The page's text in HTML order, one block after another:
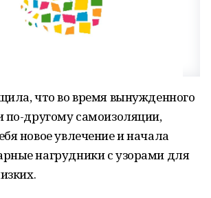
что во время вынужденного
по-другому самоизоляции,
новое увлечение и начала
нагрудники с узорами для